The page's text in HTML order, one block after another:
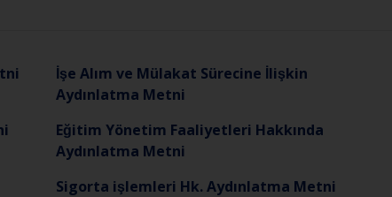
İşe Alım ve Mülakat Sürecine İlişkin
Aydınlatma Metni
Eğitim Yönetim Faaliyetleri Hakkında
Aydınlatma Metni
Sigorta işlemleri Hk. Aydınlatma Metni